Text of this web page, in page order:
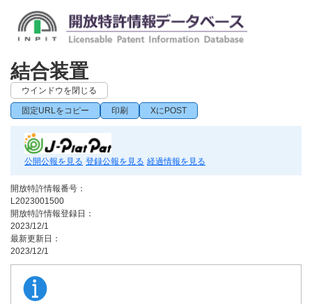
結合装置
ウインドウを閉じる
固定URLをコピー 印刷 XにPOST
公開公報を見る 登録公報を見る 経過情報を見る
開放特許情報番号：
L2023001500
開放特許情報登録日：
2023/12/1
最新更新日：
2023/12/1